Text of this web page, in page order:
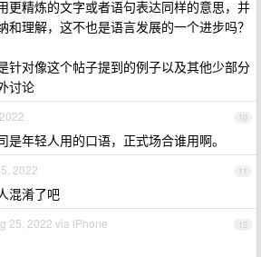
更精炼的文字或者语句表达同样的意思，并
和理解，这不也是语言发展的一个进步吗？
针对像这个帖子提到的例子以及其他少部分
讨论
10
年轻人用的口语，正式场合谁用啊。
11
2022
混淆了吧
12
25, 2022 via iPhone